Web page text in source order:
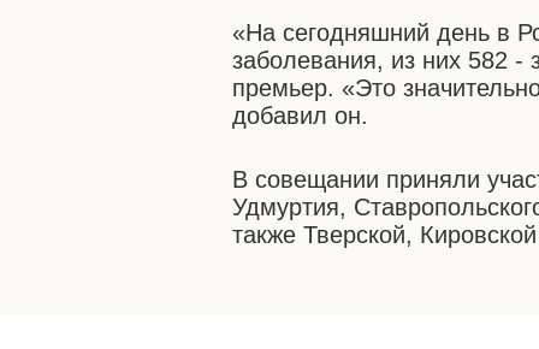
«На сегодняшний день в
заболевания, из них 582
премьер. «Это
добавил он.
В совещании приняли
Удмуртия,
также Тверской,